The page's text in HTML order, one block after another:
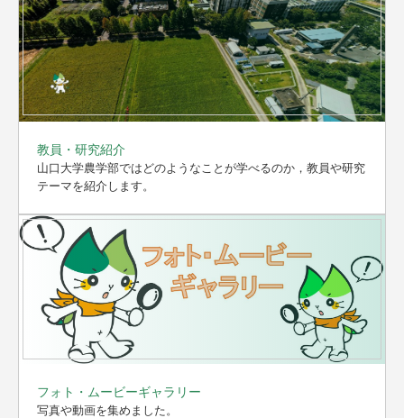
教員・研究紹介
山口大学農学部ではどのようなことが学べるのか，教員や研究
テーマを紹介します。
フォト・ムービーギャラリー
写真や動画を集めました。